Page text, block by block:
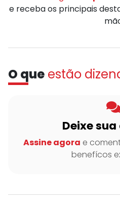
e receba os principais
O que estão
Deixe
Assine agora e
benefícos